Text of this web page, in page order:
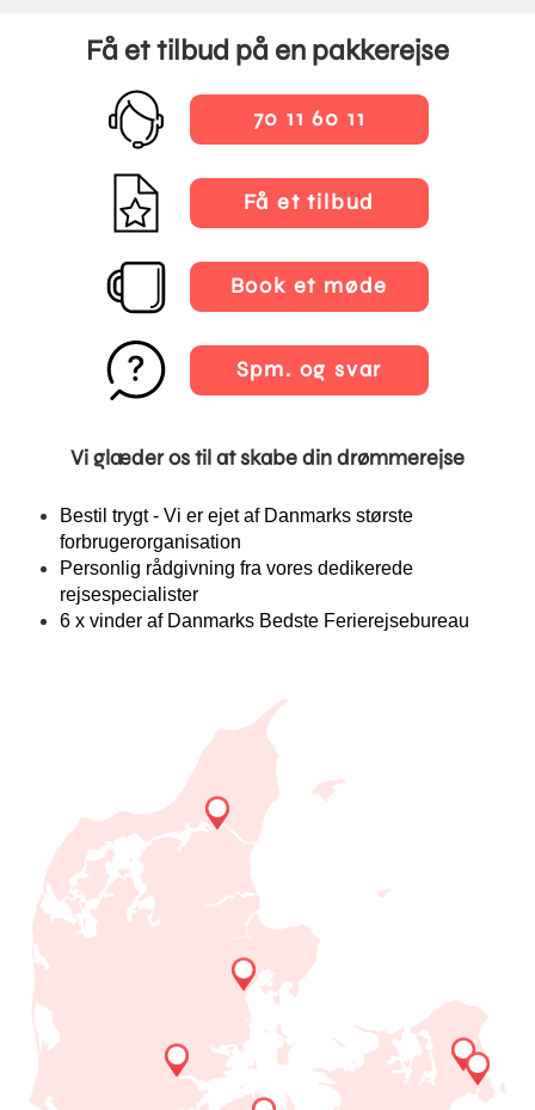
Få et tilbud på en pakkerejse
70 11 60 11
Få et tilbud
Book et møde
Spm. og svar
Vi glæder os til at skabe din drømmerejse
Bestil trygt - Vi er ejet af Danmarks største
forbrugerorganisation
Personlig rådgivning fra vores dedikerede
rejsespecialister
6 x vinder af Danmarks Bedste Ferierejsebureau